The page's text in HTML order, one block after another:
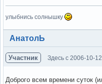
улыбнись солнышку
Вне форума
АнатолЬ
Участник Здесь с 2006-10-12
Доброго всем времени суток